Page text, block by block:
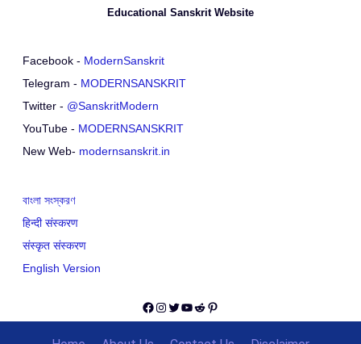
Educational Sanskrit Website
Facebook - ModernSanskrit
Telegram - MODERNSANSKRIT
Twitter - @SanskritModern
YouTube - MODERNSANSKRIT
New Web- modernsanskrit.in
বাংলা সংস্করণ
हिन्दी संस्करण
संस्कृत संस्करण
English Version
Facebook
Instagram
Twitter
YouTube
Reddit
Pinterest